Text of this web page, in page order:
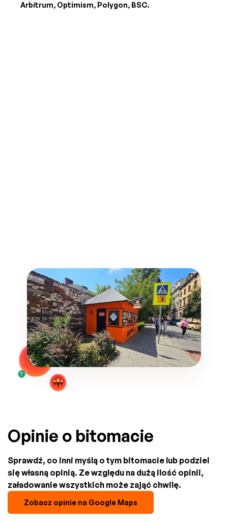
Arbitrum, Optimism, Polygon, BSC.
Opinie o bitomacie
Sprawdź, co inni myślą o tym bitomacie lub podziel
się własną opinią. Ze względu na dużą ilość opinii,
załadowanie wszystkich może zająć chwilę.
Zobacz opinie na Google Maps